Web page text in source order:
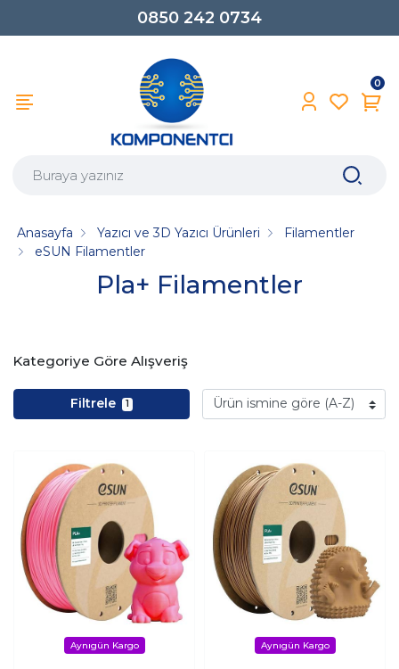
0850 242 0734
0
Pla+ Filamentler
Anasayfa Yazıcı ve 3D Yazıcı Ürünleri
Filamentler
eSUN Filamentler
Kategoriye Göre Alışveriş
Filtrele 1